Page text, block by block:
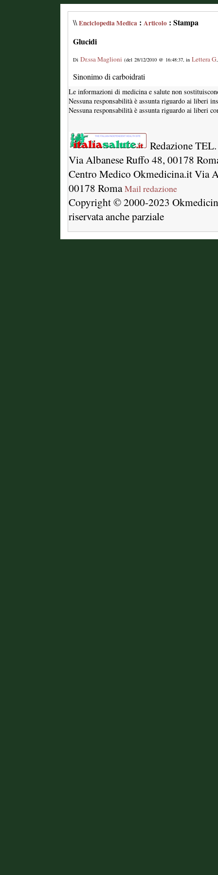
\\Enciclopedia Medica : Articolo : Stampa
Glucidi
Di Dr.ssa Maglioni (del 28/12/2010 @ 16:48:37, in Lettera G
Sinonimo di carboidrati
Le informazioni di medicina e salute non
Nessuna responsabilità è assunta riguardo ai liberi
Nessuna responsabilità è assunta riguardo ai liberi
Redazione
Via Albanese Ruffo 48, 00178
Centro Medico Okmedicina.it Via
00178 RomaMail redazione
Copyright © 2000-2023
riservata anche parziale